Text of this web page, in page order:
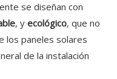
se diseñan con
, y ecológico, que no
los paneles solares
de la instalación